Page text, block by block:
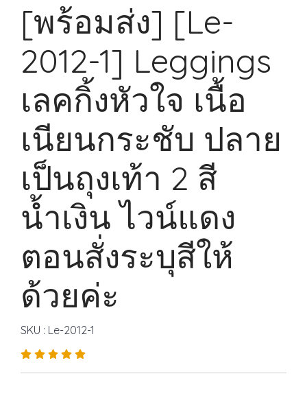
[พร้อมส่ง] [Le-
2012-1] Leggings
เลคกิ้งหัวใจ เนื้อ
เนียนกระชับ ปลาย
เป็นถุงเท้า 2 สี
น้ำเงิน ไวน์แดง
ตอนสั่งระบุสีให้
ด้วยค่ะ
SKU : Le-2012-1